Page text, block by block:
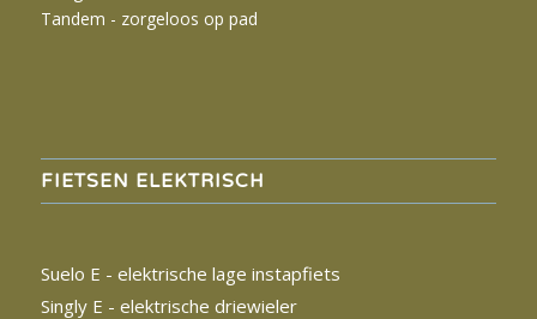
Tandem - zorgeloos op pad
FIETSEN ELEKTRISCH
Suelo E - elektrische lage instapfiets
Singly E - elektrische driewieler